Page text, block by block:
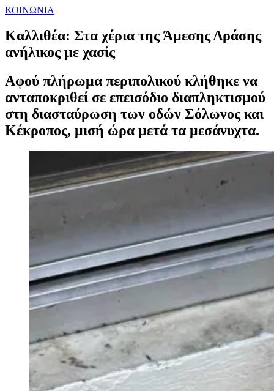
ΚΟΙΝΩΝΙΑ
Καλλιθέα: Στα χέρια της Άμεσης Δράσης
ανήλικος με χασίς
Αφού πλήρωμα περιπολικού κλήθηκε να
ανταποκριθεί σε επεισόδιο διαπληκτισμού
στη διασταύρωση των οδών Σόλωνος και
Κέκροπος, μισή ώρα μετά τα μεσάνυχτα.